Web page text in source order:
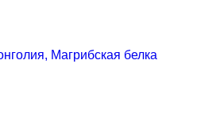
Магрибская белка